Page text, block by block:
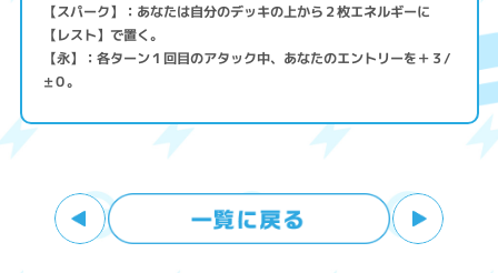
【スパーク】：あなたは自分のデッキの上から２枚エネルギーに
【レスト】で置く。
【永】：各ターン１回目のアタック中、あなたのエントリーを＋３/
±０。